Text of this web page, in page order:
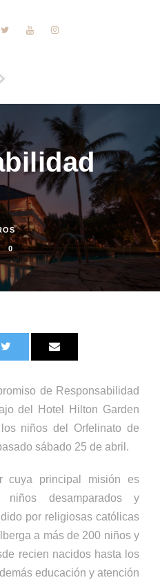
0
de Responsabilidad
del Hotel Hilton Garden
niños del Orfelinato de
sábado 25 de abril.
cuya principal misión es
desamparados y
por religiosas católicas
a más de 200 niños y
recien nacidos hasta los
educación y atención